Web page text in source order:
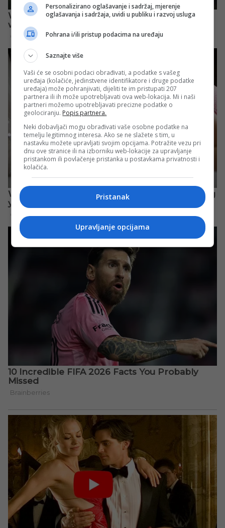
Personalizirano oglašavanje i sadržaj, mjerenje
oglašavanja i sadržaja, uvidi u publiku i razvoj usluga
Pohrana i/ili pristup podacima na uređaju
Saznajte više
Vaši će se osobni podaci obrađivati, a podatke s vašeg
uređaja (kolačiće, jedinstvene identifikatore i druge podatke
uređaja) može pohranjivati, dijeliti te im pristupati 207
partnera ili ih može upotrebljavati ova web-lokacija. Mi i naši
partneri možemo upotrebljavati precizne podatke o
geolociranju. Popis partnera.
Neki dobavljači mogu obrađivati vaše osobne podatke na
temelju legitimnog interesa. Ako se ne slažete s tim, u
nastavku možete upravljati svojim opcijama. Potražite vezu pri
dnu ove stranice ili na izborniku web-lokacije za upravljanje
pristankom ili povlačenje pristanka u postavkama privatnosti i
kolačića.
Pristanak
Upravljanje opcijama